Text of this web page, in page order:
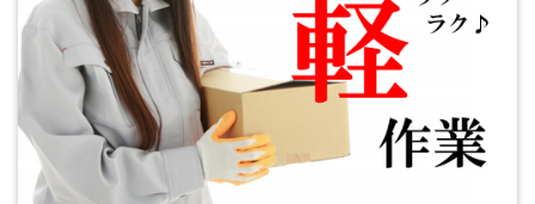
分だけ給与UPが目指せる♪ ≪その他≫ ・未経験歓迎 ・長期
歓迎 ・2交替 ・軽作業 ・残業あり ・男性活躍中 ・フルタイム
・週払いOK（規定有） ・事前の工場見学可 ☆☆まずはお気
軽にお問い合わせください♪☆☆ ※出張面接OK！ご要望の方
は応募時にお知らせください！ *-*-*-*-*-*-*-*-*-*-*-*-*-*-
*-*-*-*-*-*-*-*-*-*-*-*-*-*-*-*-*-*-*-*-*-*-*-*-*-*-*-*-*-*-*-*-
*-*-*-*-*-*- 「面白そう！」「高時給でしっかり稼ぎたい！」